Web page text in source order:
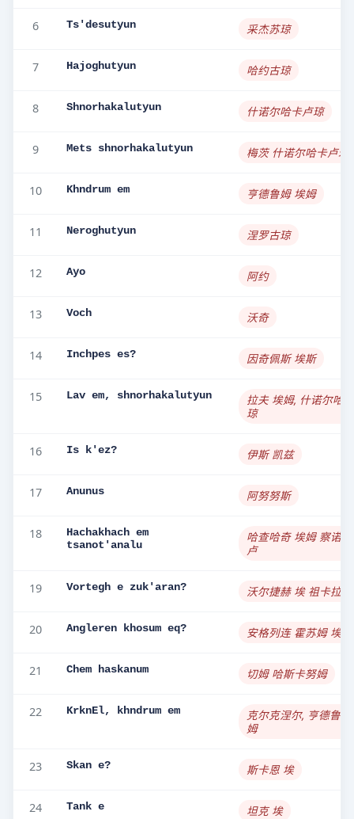
6 Ts'desutyun 采杰苏琼
7 Hajoghutyun 哈约古琼
8 Shnorhakalutyun 什诺尔哈卡卢琼
9 Mets shnorhakalutyun 梅茨 什诺尔哈卡卢琼
10 Khndrum em 亨德鲁姆 埃姆
11 Neroghutyun 涅罗古琼
12 Ayo 阿约
13 Voch 沃奇
14 Inchpes es? 因奇佩斯 埃斯
15 Lav em, shnorhakalutyun
拉夫 埃姆, 什诺尔哈
琼
16 Is k'ez? 伊斯 凯兹
17 Anunus 阿努努斯
18
Hachakhach em
tsanot'analu
哈查哈奇 埃姆 察诺
卢
19 Vortegh e zuk'aran? 沃尔捷赫 埃 祖卡拉恩
20 Angleren khosum eq? 安格列连 霍苏姆 埃克
21 Chem haskanum 切姆 哈斯卡努姆
22 KrknEl, khndrum em
克尔克涅尔, 亨德鲁
姆
23 Skan e? 斯卡恩 埃
24 Tank e 坦克 埃